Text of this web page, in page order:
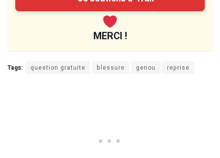
MERCI !
Tags: question gratuite blessure genou reprise